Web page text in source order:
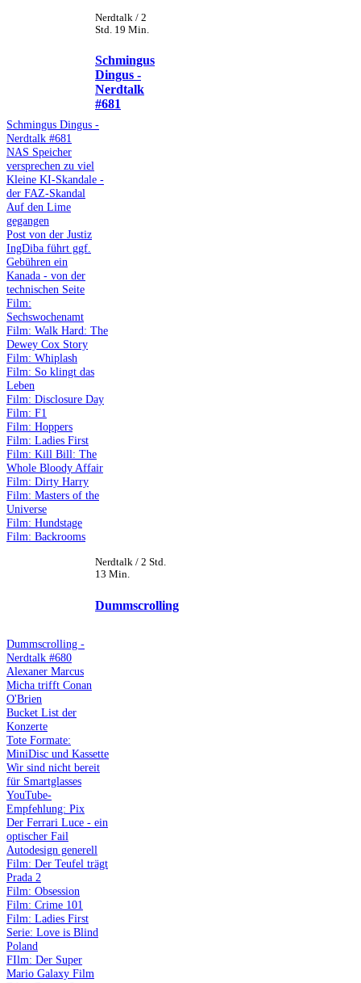
Nerdtalk / 2
Std. 19 Min.
Schmingus
Dingus -
Nerdtalk
#681
Schmingus Dingus -
Nerdtalk #681
NAS Speicher
versprechen zu viel
Kleine KI-Skandale -
der FAZ-Skandal
Auf den Lime
gegangen
Post von der Justiz
IngDiba führt ggf.
Gebühren ein
Kanada - von der
technischen Seite
Film:
Sechswochenamt
Film: Walk Hard: The
Dewey Cox Story
Film: Whiplash
Film: So klingt das
Leben
Film: Disclosure Day
Film: F1
Film: Hoppers
Film: Ladies First
Film: Kill Bill: The
Whole Bloody Affair
Film: Dirty Harry
Film: Masters of the
Universe
Film: Hundstage
Film: Backrooms
Nerdtalk / 2 Std.
13 Min.
Dummscrolling
Dummscrolling -
Nerdtalk #680
Alexaner Marcus
Micha trifft Conan
O'Brien
Bucket List der
Konzerte
Tote Formate:
MiniDisc und Kassette
Wir sind nicht bereit
für Smartglasses
YouTube-
Empfehlung: Pix
Der Ferrari Luce - ein
optischer Fail
Autodesign generell
Film: Der Teufel trägt
Prada 2
Film: Obsession
Film: Crime 101
Film: Ladies First
Serie: Love is Blind
Poland
FIlm: Der Super
Mario Galaxy Film